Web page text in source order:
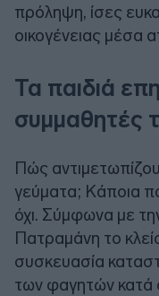
πρόληψη, ίσες
οικογένειας μέσα
Τα παιδιά
συμμαθητές
Πώς
γεύματα; Κάποια
όχι. Σύμφωνα με
Πατραμάνη το
συσκευασία
των φαγητών κατά